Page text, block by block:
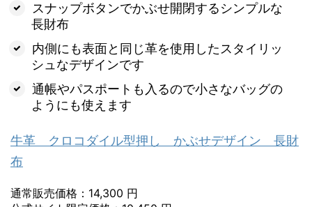
スナップボタンでかぶせ開閉するシンプルな
長財布
内側にも表面と同じ革を使用したスタイリッ
シュなデザインです
通帳やパスポートも入るので小さなバッグの
ようにも使えます
牛革 クロコダイル型押し かぶせデザイン 長財
布
通常販売価格：14,300 円